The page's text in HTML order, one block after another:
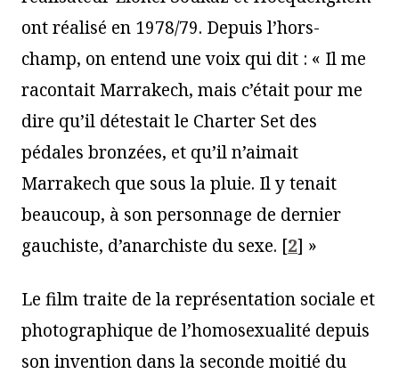
ont réalisé en 1978/79. Depuis l’hors-
champ, on entend une voix qui dit : « Il me
racontait Marrakech, mais c’était pour me
dire qu’il détestait le Charter Set des
pédales bronzées, et qu’il n’aimait
Marrakech que sous la pluie. Il y tenait
beaucoup, à son personnage de dernier
gauchiste, d’anarchiste du sexe. [2] »
Le film traite de la représentation sociale et
photographique de l’homosexualité depuis
son invention dans la seconde moitié du